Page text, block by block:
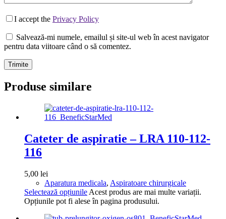
I accept the Privacy Policy
Salvează-mi numele, emailul și site-ul web în acest navigator
pentru data viitoare când o să comentez.
Trimite
Produse similare
Cateter de aspiratie – LRA 110-112-
116
5,00 lei
Aparatura medicala, Aspiratoare chirurgicale
Selectează opțiunile Acest produs are mai multe variații.
Opțiunile pot fi alese în pagina produsului.